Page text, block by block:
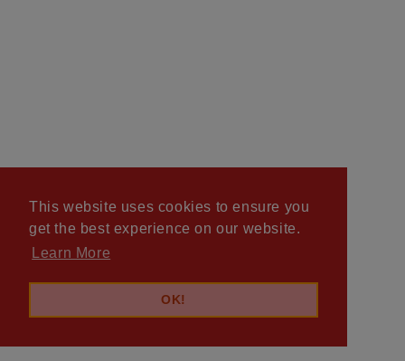
This website uses cookies to ensure you
get the best experience on our website.
Learn More
OK!